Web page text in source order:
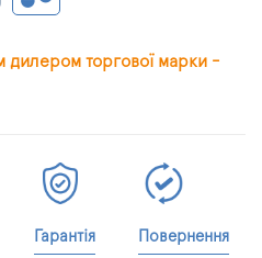
дилером торгової марки -
Гарантія Повернення